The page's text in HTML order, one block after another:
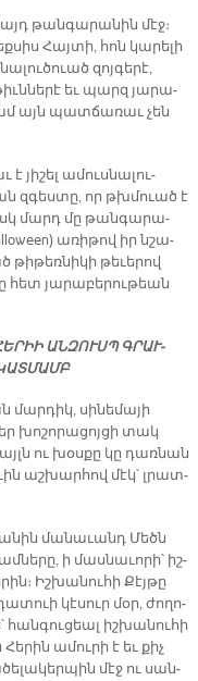
այդ թան­գա­րա­նին մէջ։
Հայ­տի, հոն կա­րե­լի
զոյ­գե­րէ,
եւ պարզ յա­րա­
այն պատ­ճա­ռաւ չեն
յի­շել ա­մուս­նա­լու­
զ­­գես­տը, որ թխմուած է
Իսկ մարդ մը թան­գա­րա­
ա­ռի­թով իր նշա­
թե­ւե­րով
հետ յա­րա­բե­րու­թեան
ԱՆ­ԶՈՒՍՊ ԳՐԱՒ­
մար­դիկ, սին­ե­մա­յի
խոշ­ո­րա­ցոյց­ի տակ
ու խօսք­ը կը դառ­նան
աշ­խարհ­ով մէկ՝ լրատ­
մա­նա­ւանդ Մեծն
ի մաս­նա­ւո­րի­՝ իշ­
Իշ­խա­նու­հի Քէյ­թը
կէ­սուր մօր, ժո­ղո­
հան­գու­ցե­ալ ի­շխա­նու­հի
ա­մու­րի է եւ քիչ
մէջ ու սան­